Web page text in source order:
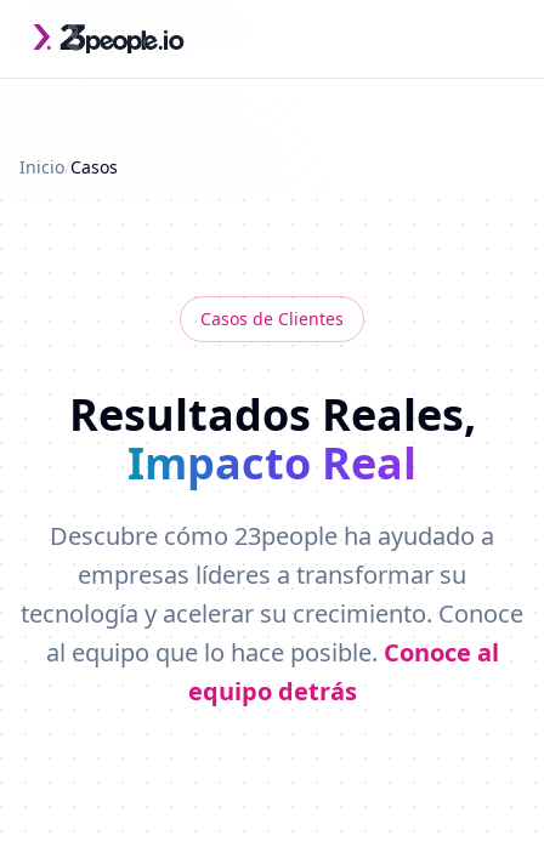
Última actualización: 2026-07-29
Inicio/Casos
Casos de Clientes
Resultados Reales,
Impacto Real
Descubre cómo 23people ha ayudado a
empresas líderes a transformar su
tecnología y acelerar su crecimiento. Conoce
al equipo que lo hace posible. Conoce al
equipo detrás